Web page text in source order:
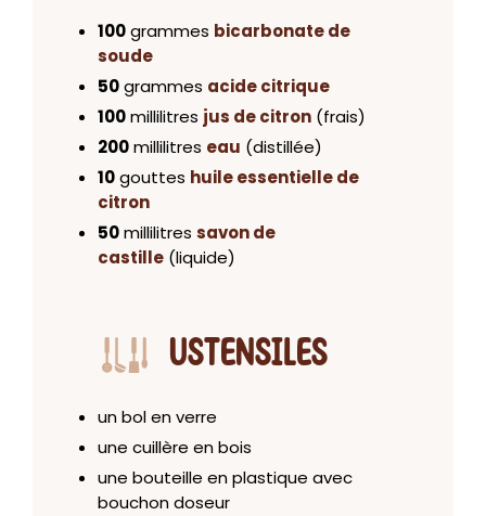
100grammes bicarbonate de
soude
50grammes acide citrique
100millilitres jus de citron (frais)
200millilitres eau (distillée)
10gouttes huile essentielle de
citron
50millilitres savon de
castille (liquide)
USTENSILES
un bol en verre
une cuillère en bois
une bouteille en plastique avec
bouchon doseur